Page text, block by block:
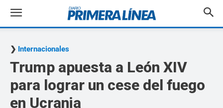
Internacionales
Trump apuesta a León XIV
para lograr un cese del fuego
en Ucrania